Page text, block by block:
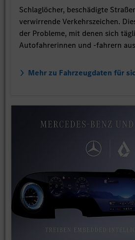
Schlaglöcher, beschädigte
verwirrende Verkehrszeichen.
der Probleme, mit denen sich
Autofahrerinnen und -fahrern
Mehr zu Fahrzeugdaten für